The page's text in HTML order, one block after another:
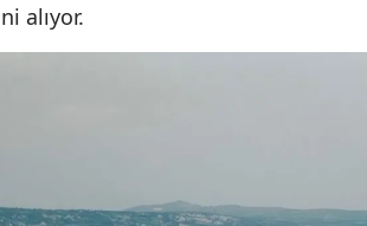
alıyor.